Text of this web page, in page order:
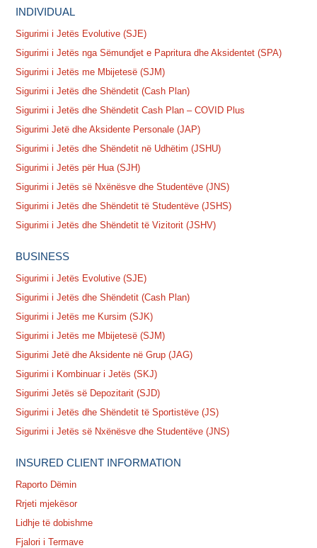
INDIVIDUAL
Sigurimi i Jetës Evolutive (SJE)
Sigurimi i Jetës nga Sëmundjet e Papritura dhe Aksidentet (SPA)
Sigurimi i Jetës me Mbijetesë (SJM)
Sigurimi i Jetës dhe Shëndetit (Cash Plan)
Sigurimi i Jetës dhe Shëndetit Cash Plan – COVID Plus
Sigurimi Jetë dhe Aksidente Personale (JAP)
Sigurimi i Jetës dhe Shëndetit në Udhëtim (JSHU)
Sigurimi i Jetës për Hua (SJH)
Sigurimi i Jetës së Nxënësve dhe Studentëve (JNS)
Sigurimi i Jetës dhe Shëndetit të Studentëve (JSHS)
Sigurimi i Jetës dhe Shëndetit të Vizitorit (JSHV)
BUSINESS
Sigurimi i Jetës Evolutive (SJE)
Sigurimi i Jetës dhe Shëndetit (Cash Plan)
Sigurimi i Jetës me Kursim (SJK)
Sigurimi i Jetës me Mbijetesë (SJM)
Sigurimi Jetë dhe Aksidente në Grup (JAG)
Sigurimi i Kombinuar i Jetës (SKJ)
Sigurimi Jetës së Depozitarit (SJD)
Sigurimi i Jetës dhe Shëndetit të Sportistëve (JS)
Sigurimi i Jetës së Nxënësve dhe Studentëve (JNS)
INSURED CLIENT INFORMATION
Raporto Dëmin
Rrjeti mjekësor
Lidhje të dobishme
Fjalori i Termave